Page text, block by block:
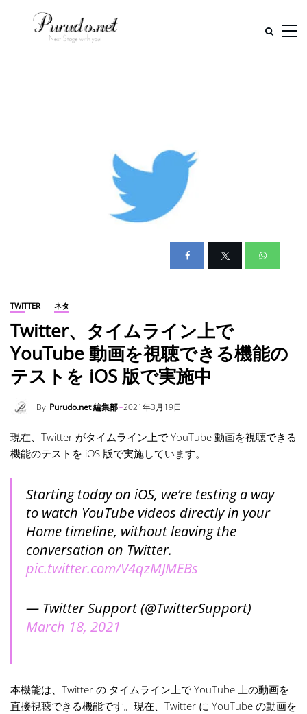
TWITTER ネタ
Twitter、タイムライン上で
YouTube 動画を視聴できる機能の
テストを iOS 版で実施中
By Purudo.net 編集部 2021年3月19日
現在、Twitter がタイムライン上で YouTube 動画を視聴できる
機能のテストを iOS 版で実施しています。
Starting today on iOS, we’re testing a way
to watch YouTube videos directly in your
Home timeline, without leaving the
conversation on Twitter.
pic.twitter.com/V4qzMJMEBs
— Twitter Support (@TwitterSupport)
March 18, 2021
本機能は、Twitter の タイムライン上で YouTube 上の動画を
直接視聴できる機能です。現在、Twitter に YouTube の動画を